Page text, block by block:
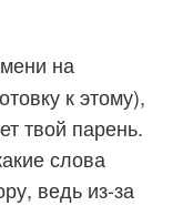
на
к этому),
твой парень.
слова
ведь из-за